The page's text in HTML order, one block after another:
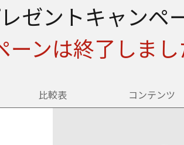
ゼントキャンペ
ーンは終了しまし
比較表 コンテンツ